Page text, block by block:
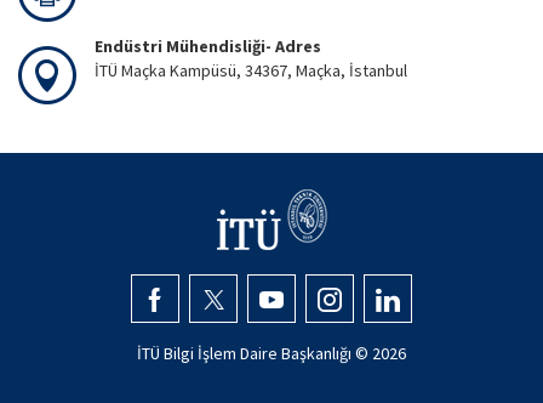
Endüstri Mühendisliği- Adres
İTÜ Maçka Kampüsü, 34367, Maçka, İstanbul
İTÜ Bilgi İşlem Daire Başkanlığı © 2026